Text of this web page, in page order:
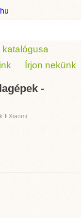
katalógusa
Írjon nekünk
-
› Xiaomi